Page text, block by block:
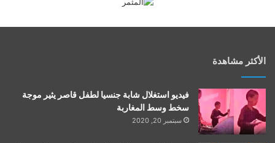
الأكثر مشاهدة
فيديو استغلال شابة جنسيا لطفل قاصر يثير موجة
سخط وسط المغاربة
سبتمبر 20, 2020